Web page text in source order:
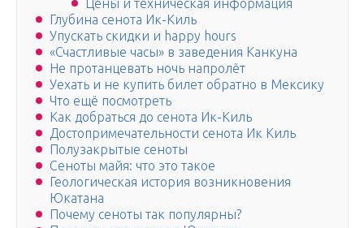
Цены и техническая информация
Глубина сенота Ик-Киль
Упускать скидки и happy hours
«Счастливые часы» в заведения Канкуна
Не протанцевать ночь напролёт
Уехать и не купить билет обратно в Мексику
Что ещё посмотреть
Как добраться до сенота Ик-Киль
Достопримечательности сенота Ик Киль
Полузакрытые сеноты
Сеноты майя: что это такое
Геологическая история возникновения
Юкатана
Почему сеноты так популярны?